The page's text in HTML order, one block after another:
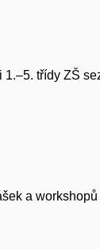
třídy ZŠ
a